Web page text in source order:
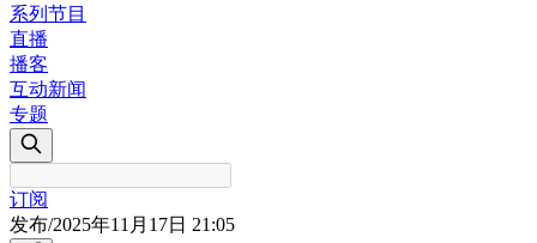
系列节目
直播
播客
互动新闻
专题
订阅
发布/2025年11月17日 21:05